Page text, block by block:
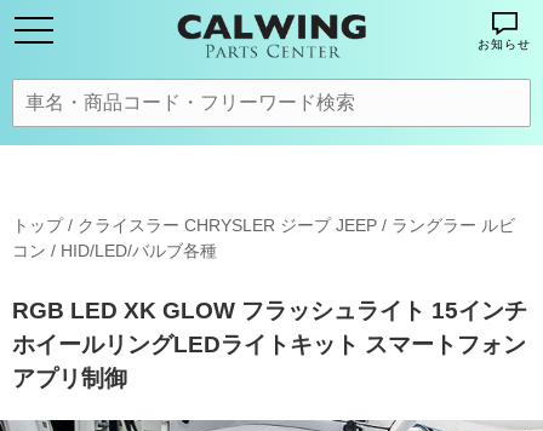
お知らせ
トップ/ クライスラー CHRYSLER ジープ JEEP / ラングラー ルビ
コン / HID/LED/バルブ各種
RGB LED XK GLOW フラッシュライト 15インチ
ホイールリングLEDライトキット スマートフォン
アプリ制御